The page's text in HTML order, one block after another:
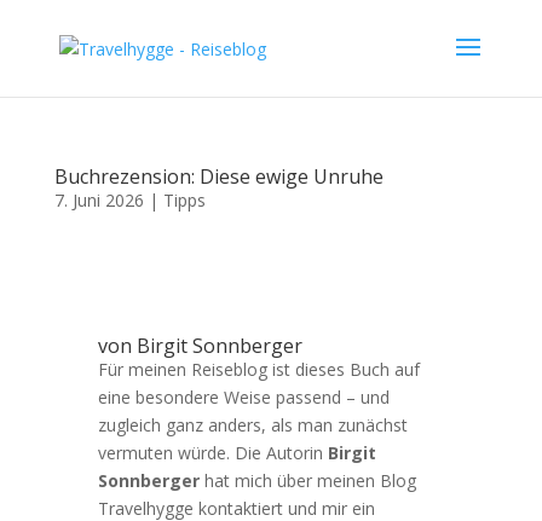
Buchrezension: Diese ewige Unruhe
7. Juni 2026 | Tipps
von Birgit Sonnberger
Für meinen Reiseblog ist dieses Buch auf
eine besondere Weise passend – und
zugleich ganz anders, als man zunächst
vermuten würde. Die Autorin Birgit
Sonnbergerhat mich über meinen Blog
Travelhygge kontaktiert und mir ein